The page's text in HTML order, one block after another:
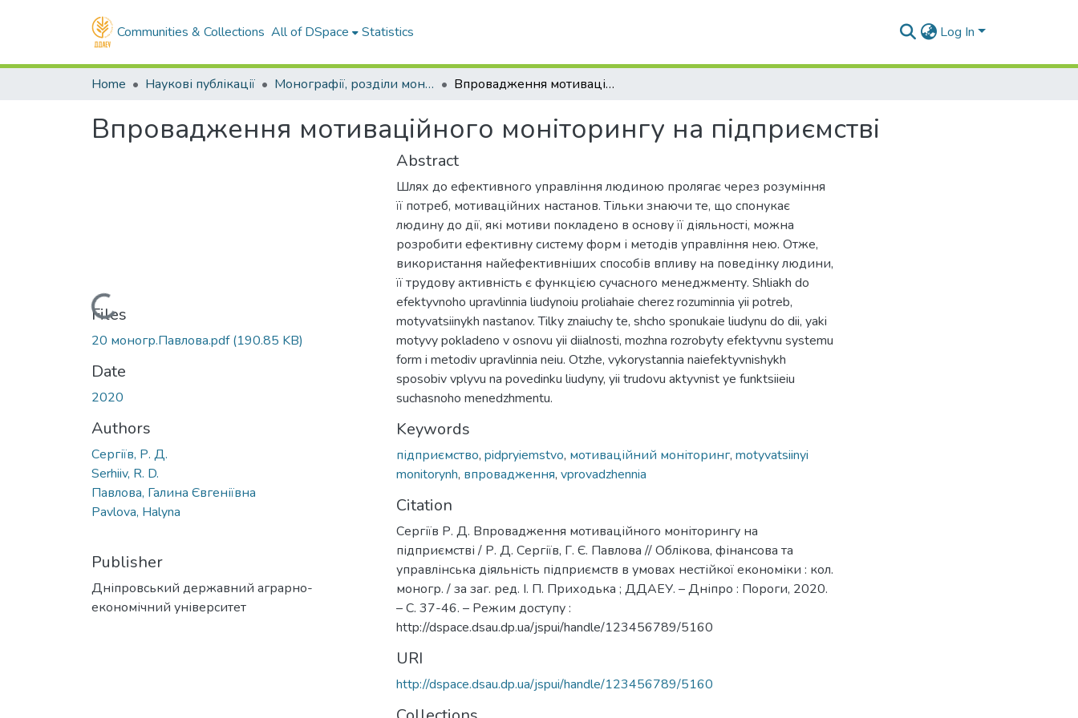
Communities & Collections All of DSpace Statistics Log In
Home Наукові публікації Монографії, розділи монографій Впровадження мотиваційного моніторингу на підприємстві
Впровадження мотиваційного моніторингу на підприємстві
Loading...
Files
20 моногр.Павлова.pdf(190.85 KB)
Date
2020
Authors
Сергіїв, Р. Д.
Serhiiv, R. D.
Павлова, Галина Євгеніївна
Pavlova, Halyna
Publisher
Дніпровський державний аграрно-
економічний університет
Abstract
Шлях до ефективного управління людиною пролягає через розуміння
її потреб, мотиваційних настанов. Тільки знаючи те, що спонукає
людину до дії, які мотиви покладено в основу її діяльності, можна
розробити ефективну систему форм і методів управління нею. Отже,
використання найефективніших способів впливу на поведінку людини,
її трудову активність є функцією сучасного менеджменту. Shliakh do
efektyvnoho upravlinnia liudynoiu proliahaie cherez rozuminnia yii potreb,
motyvatsiinykh nastanov. Tilky znaiuchy te, shcho sponukaie liudynu do dii, yaki
motyvy pokladeno v osnovu yii diialnosti, mozhna rozrobyty efektyvnu systemu
form i metodiv upravlinnia neiu. Otzhe, vykorystannia naiefektyvnishykh
sposobiv vplyvu na povedinku liudyny, yii trudovu aktyvnist ye funktsiieiu
suchasnoho menedzhmentu.
Keywords
підприємство, pidpryiemstvo, мотиваційний моніторинг, motyvatsiinyi
monitorynh, впровадження, vprovadzhennia
Citation
Сергіїв Р. Д. Впровадження мотиваційного моніторингу на
підприємстві / Р. Д. Сергіїв, Г. Є. Павлова // Облікова, фінансова та
управлінська діяльність підприємств в умовах нестійкої економіки : кол.
моногр. / за заг. ред. І. П. Приходька ; ДДАЕУ. – Дніпро : Пороги, 2020.
– С. 37-46. – Режим доступу :
http://dspace.dsau.dp.ua/jspui/handle/123456789/5160
URI
http://dspace.dsau.dp.ua/jspui/handle/123456789/5160